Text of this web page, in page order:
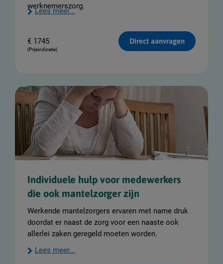
werknemerszorg.
Lees meer...
€ 1745
(Prijsindicatie)
Direct aanvragen
Individuele hulp voor medewerkers
die ook mantelzorger zijn
Werkende mantelzorgers ervaren met name druk
doordat er naast de zorg voor een naaste ook
allerlei zaken geregeld moeten worden.
Lees meer...